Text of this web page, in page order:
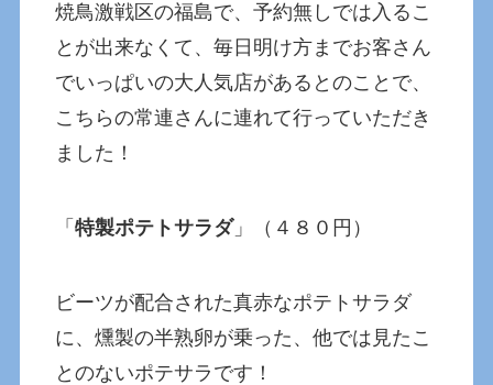
焼鳥激戦区の福島で、予約無しでは入るこ
とが出来なくて、毎日明け方までお客さん
でいっぱいの大人気店があるとのことで、
こちらの常連さんに連れて行っていただき
ました！
「特製ポテトサラダ」（４８０円）
ビーツが配合された真赤なポテトサラダ
に、燻製の半熟卵が乗った、他では見たこ
とのないポテサラです！